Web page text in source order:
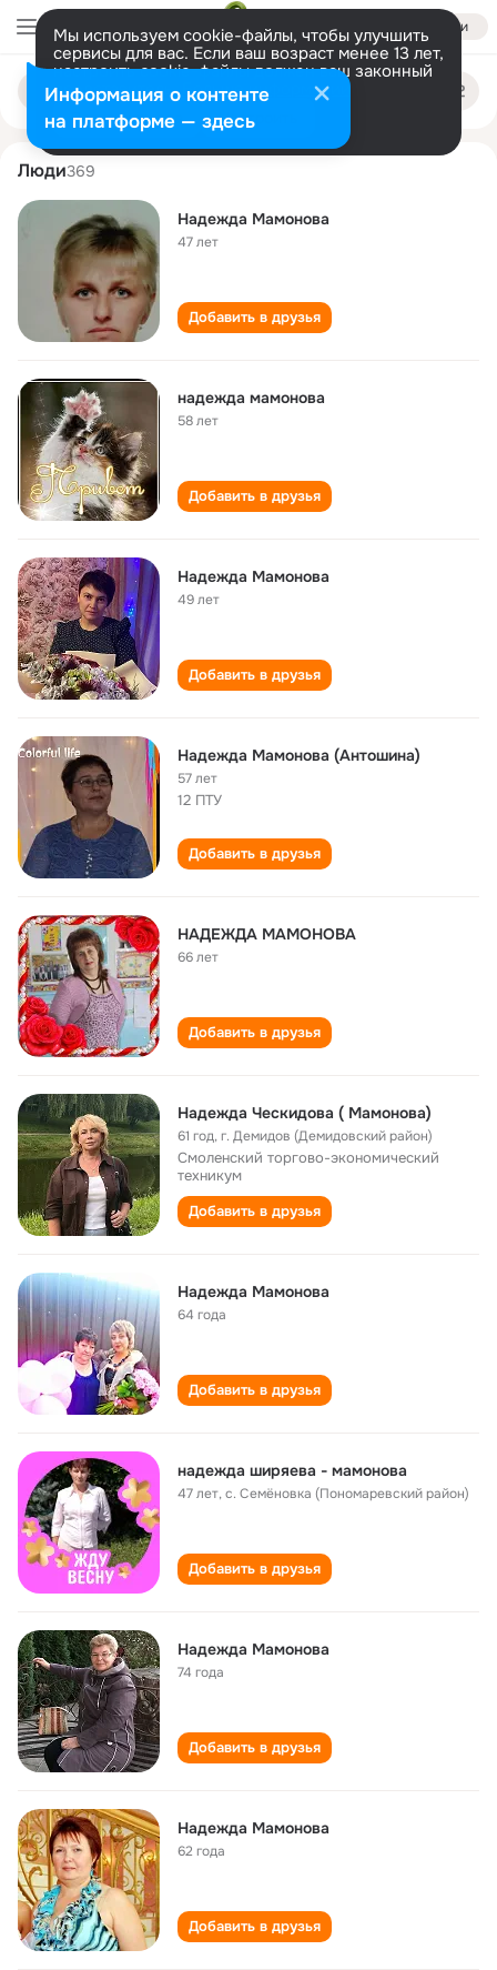
Войти
Мы используем cookie-файлы, чтобы улучшить
сервисы для вас. Если ваш возраст менее 13 лет,
настроить cookie-файлы должен ваш законный
представитель. Больше информации
Разрешить все Настроить
Поиск
людям
nadezhda mamonova
Люди369
Надежда Мамонова
47 лет
Добавить в друзья
надежда мамонова
58 лет
Добавить в друзья
Надежда Мамонова
49 лет
Добавить в друзья
Надежда Мамонова (Антошина)
57 лет
12 ПТУ
Добавить в друзья
НАДЕЖДА МАМОНОВА
66 лет
Добавить в друзья
Надежда Ческидова ( Мамонова)
61 год,г. Демидов (Демидовский район)
Смоленский торгово-экономический
техникум
Добавить в друзья
Надежда Мамонова
64 года
Добавить в друзья
надежда ширяева - мамонова
47 лет,с. Семёновка (Пономаревский район)
Добавить в друзья
Надежда Мамонова
74 года
Добавить в друзья
Надежда Мамонова
62 года
Добавить в друзья
Информация о контенте
на платформе — здесь